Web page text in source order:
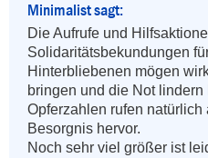
Minimalist sagt:
Die Aufrufe und
Solidaritätsbekundungen
Hinterbliebenen mögen
bringen und die Not
Opferzahlen rufen natürlich
Besorgnis hervor.
Noch sehr viel größer ist